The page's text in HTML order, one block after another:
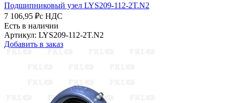
Подшипниковый узел LYS209-112-2T.N2
7 106,95 ₽с НДС
Есть в наличии
Артикул: LYS209-112-2T.N2
Добавить в заказ